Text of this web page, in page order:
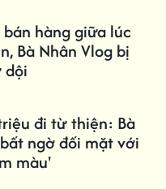
hàng giữa lúc
Bà Nhân Vlog bị
dội
đi từ thiện: Bà
ngờ đối mặt với
màu'